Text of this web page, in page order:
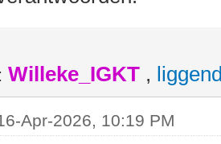
Willeke_IGKT ,
Apr-2026, 10:19 PM